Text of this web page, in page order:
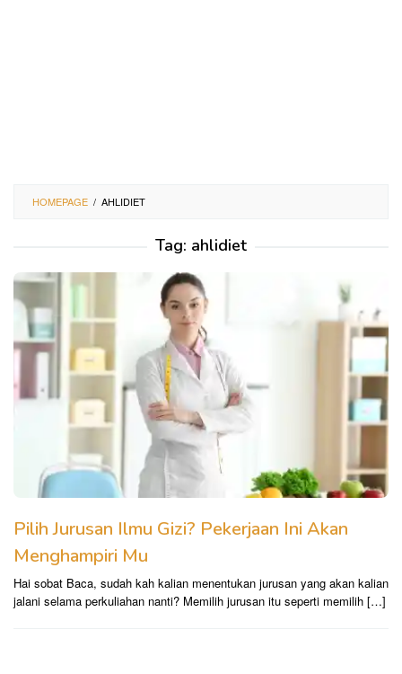
HOMEPAGE / AHLIDIET
Tag: ahlidiet
Pilih Jurusan Ilmu Gizi? Pekerjaan Ini Akan
Menghampiri Mu
Hai sobat Baca, sudah kah kalian menentukan jurusan yang akan kalian
jalani selama perkuliahan nanti? Memilih jurusan itu seperti memilih […]